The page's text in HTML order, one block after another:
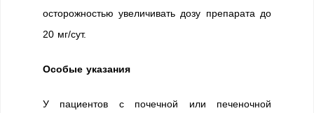
осторожностью увеличивать дозу препарата до
20 мг/сут.
Особые указания
У пациентов с почечной или печеночной